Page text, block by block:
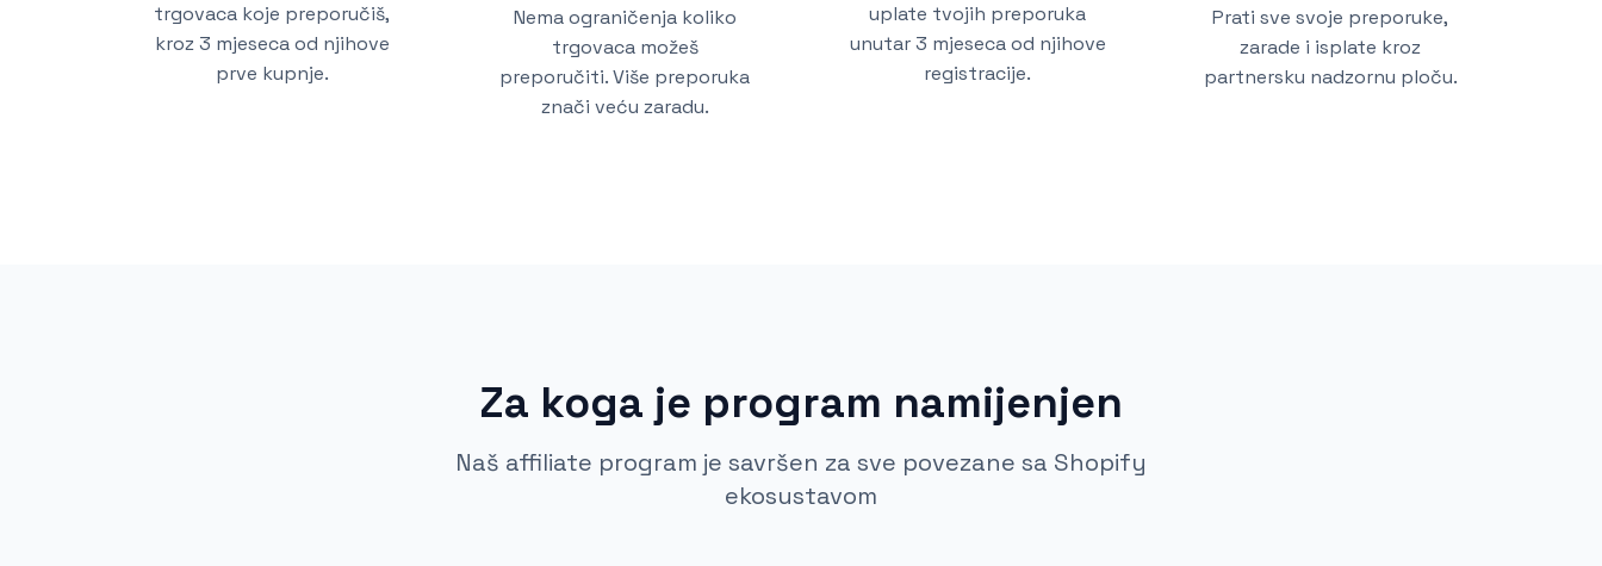
trgovaca koje preporučiš,
kroz 3 mjeseca od njihove
prve kupnje.
Nema ograničenja koliko
trgovaca možeš
preporučiti. Više preporuka
znači veću zaradu.
uplate tvojih preporuka
unutar 3 mjeseca od njihove
registracije.
Prati sve svoje preporuke,
zarade i isplate kroz
partnersku nadzornu ploču.
Za koga je program namijenjen
Naš affiliate program je savršen za sve povezane sa Shopify
ekosustavom